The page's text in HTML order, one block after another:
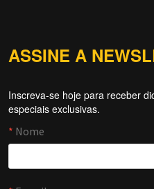
ASSINE A
Inscreva-se hoje para receber
especiais exclusivas.
Forti